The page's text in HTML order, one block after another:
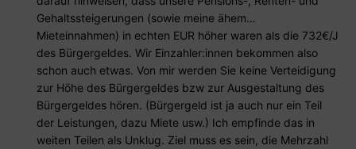
Gehaltssteigerungen (sowie meine ähem…
Mieteinnahmen) in echten EUR höher waren als die 732€/J
des Bürgergeldes. Wir Einzahler:innen bekommen also
schon auch etwas. Von mir werden Sie keine Verteidigung
zur Höhe des Bürgergeldes bzw zur Ausgestaltung des
Bürgergeldes hören. (Bürgergeld ist ja auch nur ein Teil
der Leistungen, dazu Miete usw.) Ich empfinde das in
weiten Teilen als Unklug. Ziel muss es sein, die Mehrzahl